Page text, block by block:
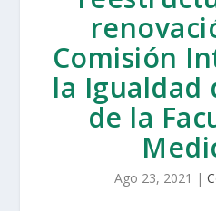
Comisión
la Igualdad
de la
Ago 23, 2021 |